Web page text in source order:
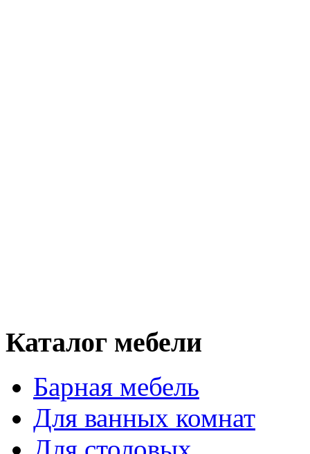
Каталог мебели
Барная мебель
Для ванных комнат